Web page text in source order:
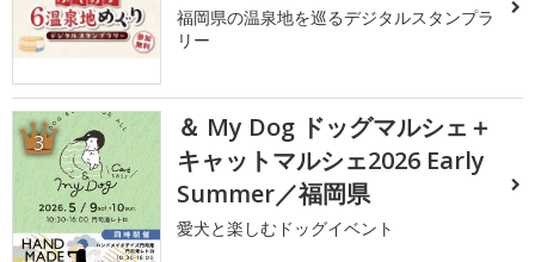
福岡県の温泉地を巡るデジタルスタンプラ
リー
3
＆ My Dog ドッグマルシェ＋
キャットマルシェ2026 Early
Summer／福岡県
愛犬と楽しむドッグイベント